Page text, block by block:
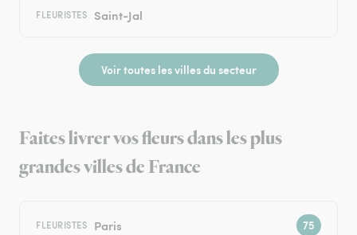
FLEURISTES Saint-Jal
Voir toutes les villes du secteur
Faites livrer vos fleurs dans les plus
grandes villes de France
FLEURISTES Paris